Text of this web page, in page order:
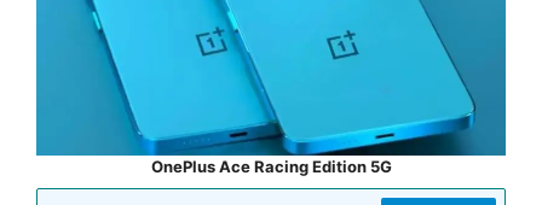
OnePlus Ace Racing Edition 5G